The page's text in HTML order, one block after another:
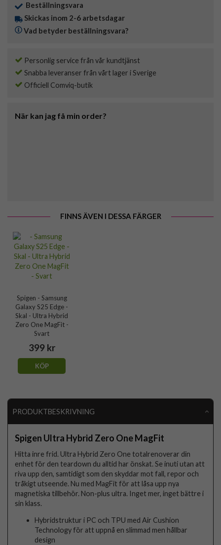
Beställningsvara
Skickas inom 2-6 arbetsdagar
Vad betyder beställningsvara?
Personlig service från vår kundtjänst
Snabba leveranser från vårt lager i Sverige
Officiell Comviq-butik
När kan jag få min order?
FINNS ÄVEN I DESSA FÄRGER
Spigen - Samsung
Galaxy S25 Edge -
Skal - Ultra Hybrid
Zero One MagFit -
Svart
399 kr
KÖP
PRODUKTBESKRIVNING
Spigen Ultra Hybrid Zero One MagFit
Hitta inre frid. Ultra Hybrid Zero One totalrenoverar din
enhet för den teardown du alltid har önskat. Se inuti utan att
riva upp den, samtidigt som den skyddar mot fall, repor och
tråkigt utseende. Nu med MagFit för att låsa upp nya
magnetiska tillbehör. Non-plus ultra. Inget mer, inget bättre i
sin klass.
Hybridstruktur i PC och TPU med Air Cushion
Technology för att uppnå en slimmad men hållbar
design